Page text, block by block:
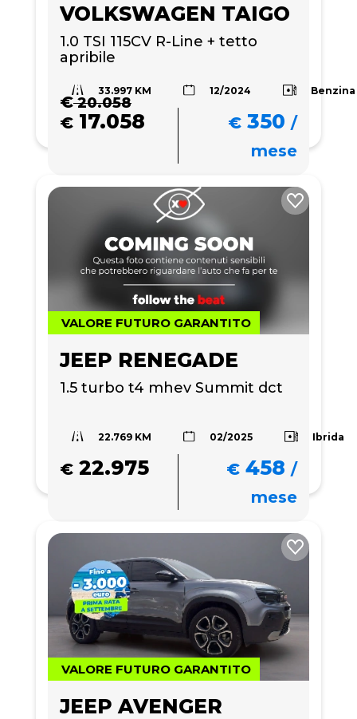
VOLKSWAGEN TAIGO
1.0 TSI 115CV R-Line + tetto
apribile
33.997 KM 12/2024 Benzina
€20.058
€ 17.058 € 350 /
mese
VALORE FUTURO GARANTITO
JEEP RENEGADE
1.5 turbo t4 mhev Summit dct
22.769 KM 02/2025 Ibrida
€ 22.975 € 458 /
mese
VALORE FUTURO GARANTITO
JEEP AVENGER